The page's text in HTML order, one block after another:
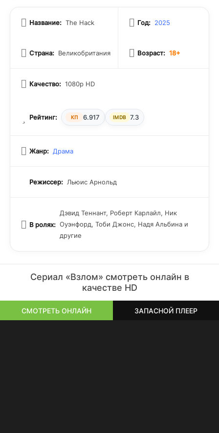
казалось изначально. Важную роль в этой истории сыграл
решения нередко оказывались решающими в развитии
Название: The Hack
Страна: Великобритания
Год: 2025
Возраст: 18+
Качество: 1080p HD
Рейтинг: КП 6.917 IMDB 7.3
Жанр: Драма
Режиссер: Льюис Арнольд
В ролях:
Дэвид Теннант, Роберт Карлайл, Ник
Оуэнфорд, Тоби Джонс, Надя Альбина и
другие
Сериал «Взлом» смотреть онлайн в
качестве HD
СМОТРЕТЬ ОНЛАЙН ЗАПАСНОЙ ПЛЕЕР